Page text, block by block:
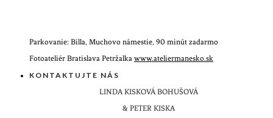
Parkovanie: Billa, Muchovo námestie, 90 minút zadarmo
Fotoateliér Bratislava Petržalka www.ateliermanesko.sk
KONTAKTUJTE NÁS
LINDA KISKOVÁ BOHUŠOVÁ
& PETER KISKA